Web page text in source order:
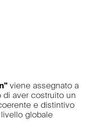
viene assegnato a
aver costruito un
e distintivo
globale